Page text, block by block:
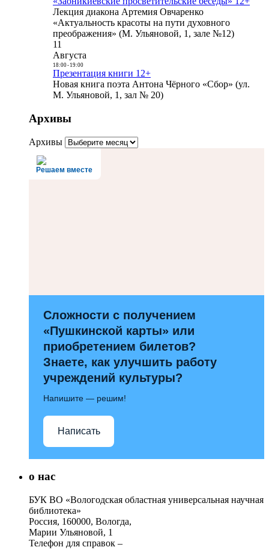
Лекция диакона Артемия Овчаренко
«Актуальность красоты на пути духовного
преображения» (М. Ульяновой, 1, зале №12)
11
Августа
18:00- 19:00
Презентация книги 12+
Новая книга поэта Антона Чёрного «Сбор» (ул.
М. Ульяновой, 1, зал № 20)
Архивы
Архивы
Решаем вместе
Сложности с получением
«Пушкинской карты» или
приобретением билетов?
Знаете, как улучшить работу
учреждений культуры?
Напишите — решим!
Написать
о нас
БУК ВО «Вологодская областная универсальная научная
библиотека»
Россия, 160000, Вологда,
Марии Ульяновой, 1
Телефон для справок –